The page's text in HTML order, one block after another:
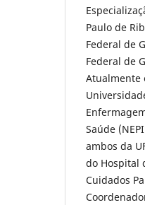
Paulo de
Federal de
Federal de
Atualmente
Saúde
ambos da
do Hospital
Cuidados